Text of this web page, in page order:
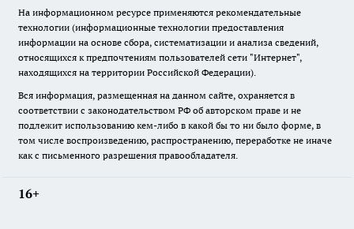
На информационном ресурсе применяются рекомендательные
технологии (информационные технологии предоставления
информации на основе сбора, систематизации и анализа сведений,
относящихся к предпочтениям пользователей сети "Интернет",
находящихся на территории Российской Федерации).
Вся информация, размещенная на данном сайте, охраняется в
соответствии с законодательством РФ об авторском праве и не
подлежит использованию кем-либо в какой бы то ни было форме, в
том числе воспроизведению, распространению, переработке не иначе
как с письменного разрешения правообладателя.
16+